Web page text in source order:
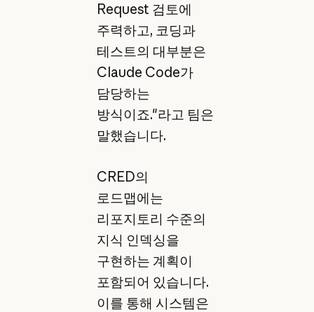
Request 검토에
주력하고, 코딩과
테스트의 대부분은
Claude Code가
담당하는
방식이죠."라고 팀은
말했습니다.
CRED의
로드맵에는
리포지토리 수준의
지식 인덱싱을
구현하는 계획이
포함되어 있습니다.
이를 통해 시스템은